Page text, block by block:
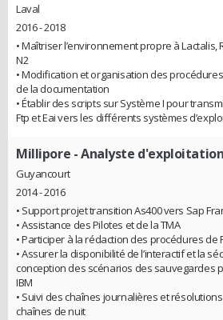
Laval
2016 - 2018
• Maîtriser l’environnement propre à
N2
• Modification et organisation des
de la documentation
• Établir des scripts sur Système I pour
Ftp et Eai vers les différents systèmes
Millipore - Analyste d'exploitation
Guyancourt
2014 - 2016
• Support projet transition As400 vers Sap
• Assistance des Pilotes et de la TMA
• Participer à la rédaction des procédures de
• Assurer la disponibilité de l’interactif et la
conception des scénarios des sauvegardes
IBM
• Suivi des chaînes journalières et
chaînes de nuit